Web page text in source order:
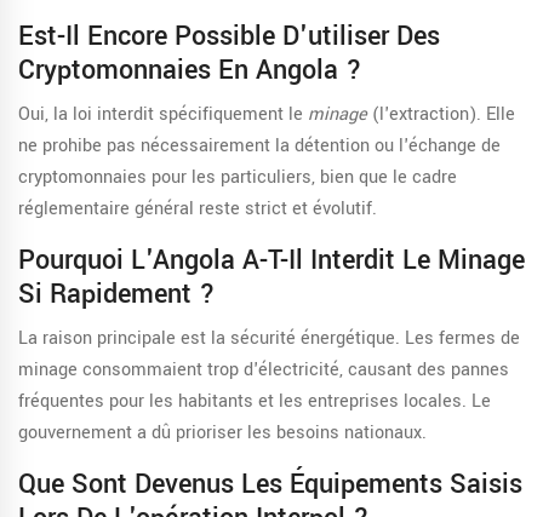
Est-Il Encore Possible D'utiliser Des
Cryptomonnaies En Angola ?
Oui, la loi interdit spécifiquement le minage(l'extraction). Elle
ne prohibe pas nécessairement la détention ou l'échange de
cryptomonnaies pour les particuliers, bien que le cadre
réglementaire général reste strict et évolutif.
Pourquoi L'Angola A-T-Il Interdit Le Minage
Si Rapidement ?
La raison principale est la sécurité énergétique. Les fermes de
minage consommaient trop d'électricité, causant des pannes
fréquentes pour les habitants et les entreprises locales. Le
gouvernement a dû prioriser les besoins nationaux.
Que Sont Devenus Les Équipements Saisis